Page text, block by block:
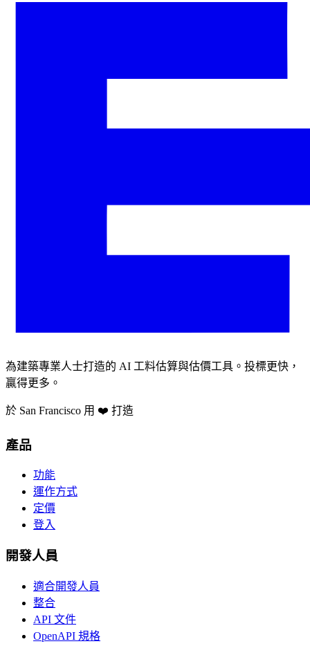
為建築專業人士打造的 AI 工料估算與估價工具。投標更快，
贏得更多。
於 San Francisco 用 ❤️ 打造
產品
功能
運作方式
定價
登入
開發人員
適合開發人員
整合
API 文件
OpenAPI 規格